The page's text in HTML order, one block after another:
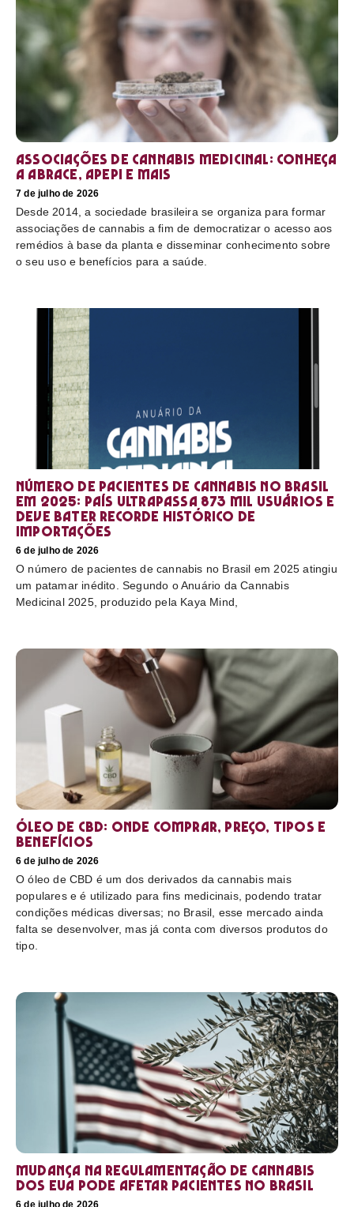
Associações de cannabis medicinal: conheça
a Abrace, Apepi e mais
7 de julho de 2026
Desde 2014, a sociedade brasileira se organiza para formar
associações de cannabis a fim de democratizar o acesso aos
remédios à base da planta e disseminar conhecimento sobre
o seu uso e benefícios para a saúde.
Número de pacientes de cannabis no Brasil
em 2025: país ultrapassa 873 mil usuários e
deve bater recorde histórico de
importações
6 de julho de 2026
O número de pacientes de cannabis no Brasil em 2025 atingiu
um patamar inédito. Segundo o Anuário da Cannabis
Medicinal 2025, produzido pela Kaya Mind,
Óleo de CBD: Onde comprar, preço, tipos e
benefícios
6 de julho de 2026
O óleo de CBD é um dos derivados da cannabis mais
populares e é utilizado para fins medicinais, podendo tratar
condições médicas diversas; no Brasil, esse mercado ainda
falta se desenvolver, mas já conta com diversos produtos do
tipo.
Mudança na regulamentação de cannabis
dos EUA pode afetar pacientes no Brasil
6 de julho de 2026